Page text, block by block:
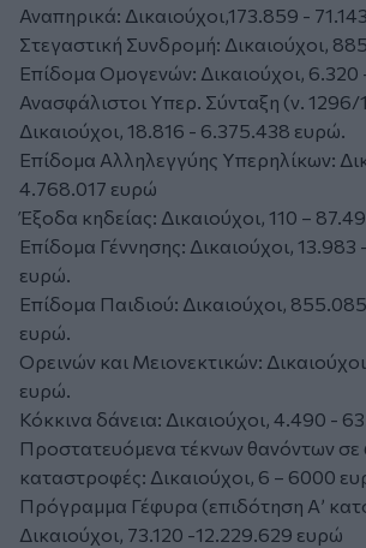
Αναπηρικά: Δικαιούχοι,173.859 -
Στεγαστική Συνδρομή: Δικαιούχοι,
Επίδομα Ομογενών: Δικαιούχοι, 6.320
Ανασφάλιστοι Υπερ. Σύνταξη (ν. 1296/
Δικαιούχοι, 18.816 - 6.375.438 ευρώ.
Επίδομα Αλληλεγγύης Υπερηλίκων:
4.768.017 ευρώ
Έξοδα κηδείας: Δικαιούχοι, 110 –
Επίδομα Γέννησης: Δικαιούχοι,
ευρώ.
Επίδομα Παιδιού: Δικαιούχοι,
ευρώ.
Ορεινών και Μειονεκτικών:
ευρώ.
Κόκκινα δάνεια: Δικαιούχοι, 4.490 -
Προστατευόμενα τέκνων θανόντων σε
καταστροφές: Δικαιούχοι, 6 – 6000
Πρόγραμμα Γέφυρα (επιδότηση Α’
Δικαιούχοι, 73.120 -12.229.629 ευρώ